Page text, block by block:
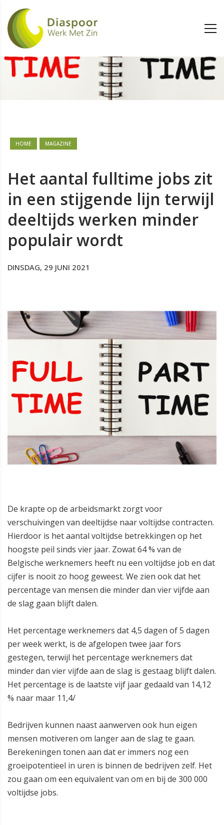
HOME MAGAZINE
Het aantal fulltime jobs zit
in een stijgende lijn terwijl
deeltijds werken minder
populair wordt
DINSDAG, 29 JUNI 2021
De krapte op de arbeidsmarkt zorgt voor
verschuivingen van deeltijdse naar voltijdse contracten.
Hierdoor is het aantal voltijdse betrekkingen op het
hoogste peil sinds vier jaar. Zowat 64 % van de
Belgische werknemers heeft nu een voltijdse job en dat
cijfer is nooit zo hoog geweest. We zien ook dat het
percentage van mensen die minder dan vier vijfde aan
de slag gaan blijft dalen.
Het percentage werknemers dat 4,5 dagen of 5 dagen
per week werkt, is de afgelopen twee jaar fors
gestegen, terwijl het percentage werknemers dat
minder dan vier vijfde aan de slag is gestaag blijft dalen.
Het percentage is de laatste vijf jaar gedaald van 14,12
% naar maar 11,4/
Bedrijven kunnen naast aanwerven ook hun eigen
mensen motiveren om langer aan de slag te gaan.
Berekeningen tonen aan dat er immers nog een
groeipotentieel in uren is binnen de bedrijven zelf. Het
zou gaan om een equivalent van om en bij de 300 000
voltijdse jobs.